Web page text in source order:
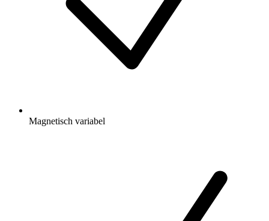
Magnetisch variabel